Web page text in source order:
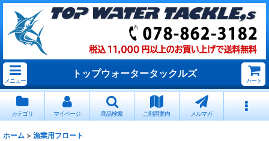
メニュー
トップウォータータックルズ
カート
カテゴリ マイページ 商品検索 ご利用案内 メルマガ
ホーム > 漁業用フロート